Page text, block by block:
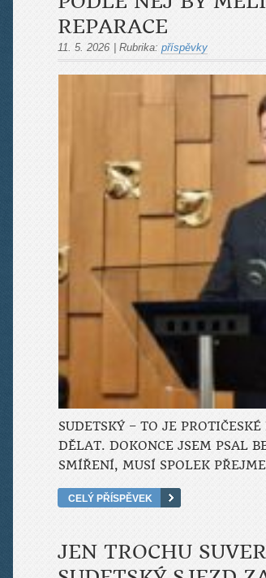
REPARACE
11. 5. 2026 | Rubrika: příspěvky
SUDETSKÝ – TO JE
DĚLAT. DOKONCE JSEM PSAL
SMÍŘENÍ, MUSÍ SPOLEK
CELÝ PŘÍSPĚVEK
JEN TROCHU